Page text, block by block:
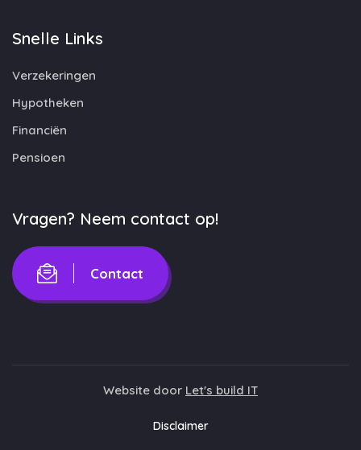
Snelle Links
Verzekeringen
Hypotheken
Financiën
Pensioen
Vragen? Neem contact op!
Contact
Website door Let's build IT
Disclaimer